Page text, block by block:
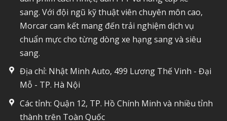
sang. Với đội ngũ kỹ thuật viên chuyên môn cao,
Morcar cam kết mang đến trải nghiệm dịch vụ
chuẩn mực cho từng dòng xe hạng sang và siêu
sang.
Địa chỉ: Nhật Minh Auto, 499 Lương Thế Vinh - Đại
Mỗ - TP. Hà Nội
Các tỉnh: Quận 12, TP. Hồ Chính Minh và nhiều tỉnh
thành trên Toàn Quốc